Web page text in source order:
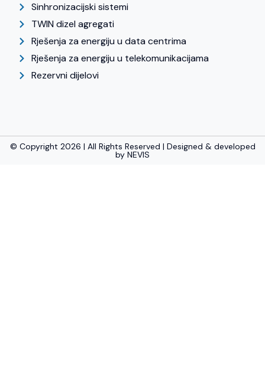
Sinhronizacijski sistemi
TWIN dizel agregati
Rješenja za energiju u data centrima
Rješenja za energiju u telekomunikacijama
Rezervni dijelovi
© Copyright 2026 | All Rights Reserved | Designed & developed
by NEVIS